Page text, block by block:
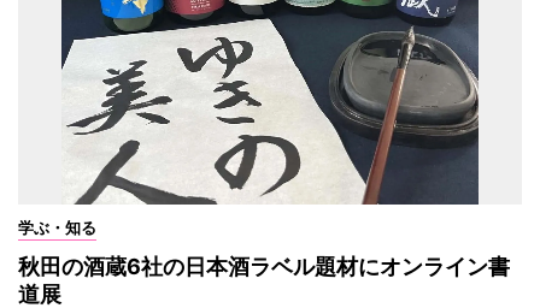
学ぶ・知る
秋田の酒蔵6社の日本酒ラベル題材にオンライン書
道展